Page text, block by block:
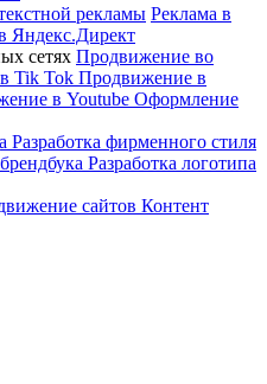
рекламы Реклама в
Яндекс.Директ
сетях Продвижение во
Tik Tok Продвижение в
в Youtube Оформление
Разработка фирменного стиля
Разработка логотипа
сайтов Контент